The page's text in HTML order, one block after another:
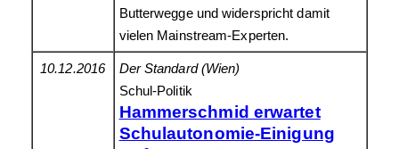
Butterwegge und widerspricht damit
vielen Mainstream-Experten.
10.12.2016
Der Standard (Wien)
Schul-Politik
Hammerschmid erwartet
Schulautonomie-Einigung